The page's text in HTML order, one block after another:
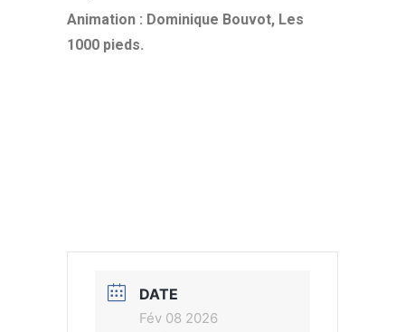
Animation : Dominique Bouvot, Les
1000 pieds.
DATE
Fév 08 2026